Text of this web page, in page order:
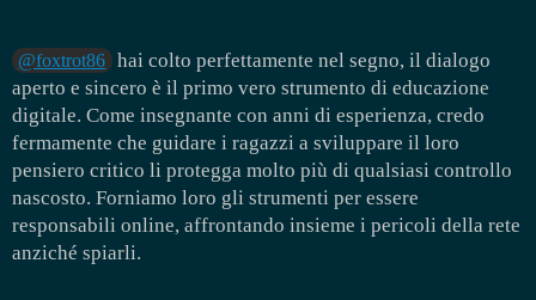
@foxtrot86 hai colto perfettamente nel segno, il dialogo
aperto e sincero è il primo vero strumento di educazione
digitale. Come insegnante con anni di esperienza, credo
fermamente che guidare i ragazzi a sviluppare il loro
pensiero critico li protegga molto più di qualsiasi controllo
nascosto. Forniamo loro gli strumenti per essere
responsabili online, affrontando insieme i pericoli della rete
anziché spiarli.